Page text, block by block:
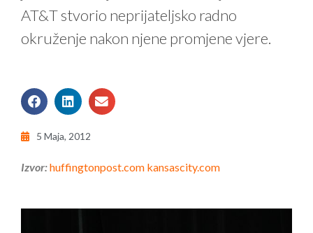
AT&T stvorio neprijateljsko radno
okruženje nakon njene promjene vjere.
5 Maja, 2012
Izvor:huffingtonpost.com kansascity.com